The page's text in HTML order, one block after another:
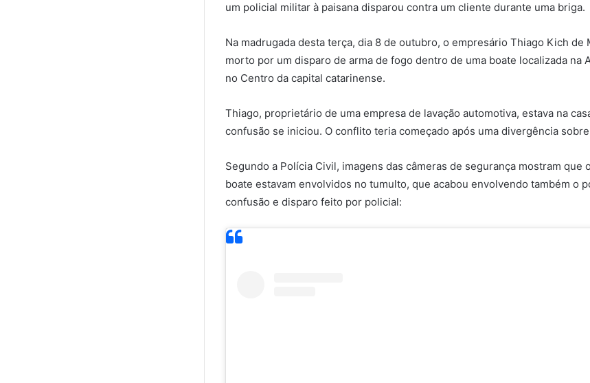
um policial militar à paisana disparou contra um cliente durante uma briga.
Na madrugada desta terça, dia 8 de outubro, o empresário Thiago Kich de
morto por um disparo de arma de fogo dentro de uma boate localizada na
no Centro da capital catarinense.
Thiago, proprietário de uma empresa de lavação automotiva, estava na
confusão se iniciou. O conflito teria começado após uma divergência
Segundo a Polícia Civil, imagens das câmeras de segurança mostram que
boate estavam envolvidos no tumulto, que acabou envolvendo também o
confusão e disparo feito por policial: